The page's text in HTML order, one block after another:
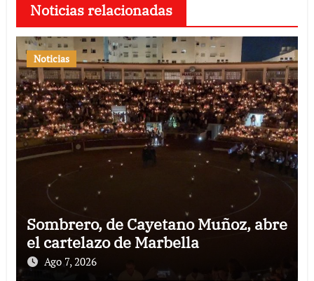
Noticias relacionadas
Noticias
Sombrero, de Cayetano Muñoz, abre
el cartelazo de Marbella
Ago 7, 2026